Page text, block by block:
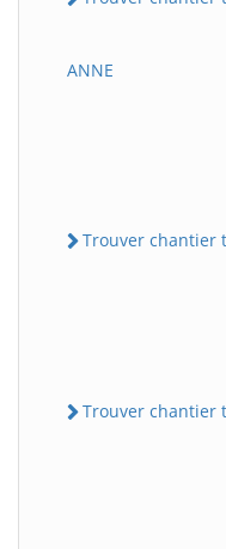
ANNE
Trouver chantier
Trouver chantier